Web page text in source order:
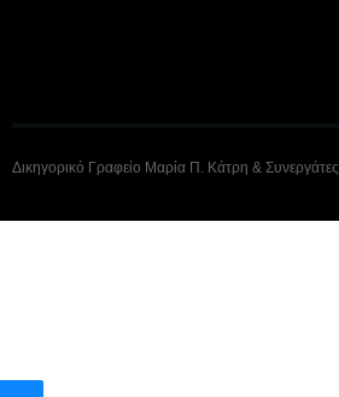
Δικηγορικό Γραφείο Μαρία Π. Κάτρη & Συνεργάτες